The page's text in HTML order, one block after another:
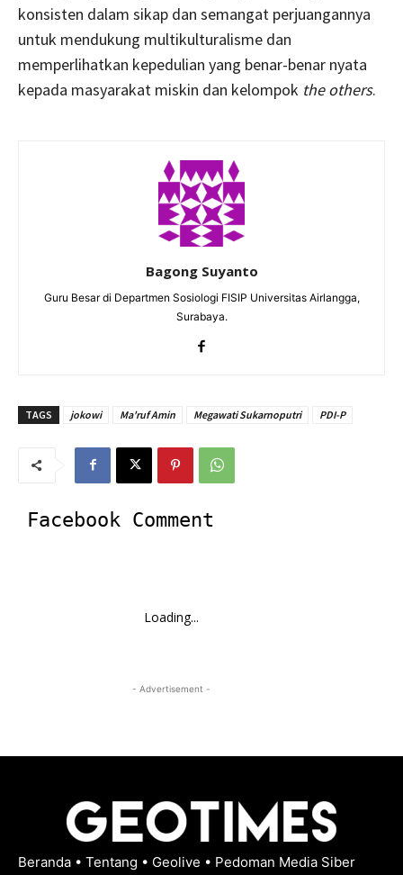
konsisten dalam sikap dan semangat perjuangannya
untuk mendukung multikulturalisme dan
memperlihatkan kepedulian yang benar-benar nyata
kepada masyarakat miskin dan kelompok the others.
Bagong Suyanto
Guru Besar di Departmen Sosiologi FISIP Universitas Airlangga,
Surabaya.
TAGS jokowi Ma'ruf Amin Megawati Sukarnoputri PDI-P
Facebook Comment
Loading...
- Advertisement -
Beranda • Tentang • Geolive • Pedoman Media Siber